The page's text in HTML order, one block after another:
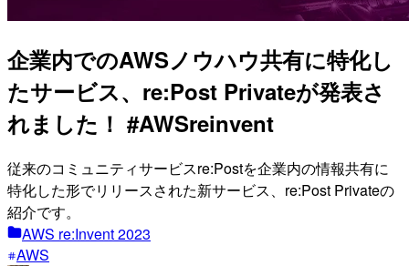
企業内でのAWSノウハウ共有に特化し
たサービス、re:Post Privateが発表さ
れました！ #AWSreinvent
従来のコミュニティサービスre:Postを企業内の情報共有に
特化した形でリリースされた新サービス、re:Post Privateの
紹介です。
AWS re:Invent 2023
AWS